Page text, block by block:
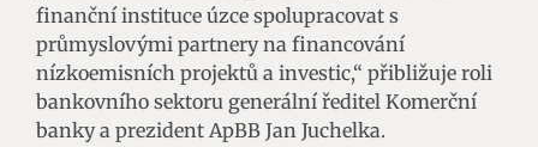
finanční instituce úzce spolupracovat s
průmyslovými partnery na financování
nízkoemisních projektů a investic,“ přibližuje roli
bankovního sektoru generální ředitel Komerční
banky a prezident ApBB Jan Juchelka.